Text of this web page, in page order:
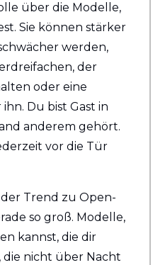
über die Modelle,
Sie können stärker
werden,
der
oder eine
Du bist Gast in
anderem gehört.
vor die Tür
Trend zu Open-
so groß. Modelle,
kannst, die dir
nicht über Nacht